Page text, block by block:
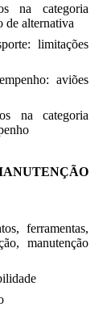
na categoria
de alternativa
limitações
aviões
na categoria
ferramentas,
manutenção